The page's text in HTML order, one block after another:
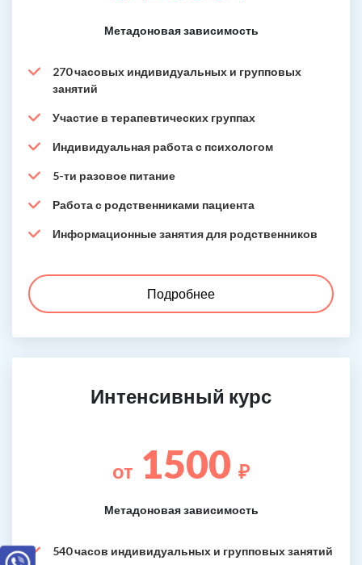
Метадоновая зависимость
270 часовых индивидуальных и групповых
занятий
Участие в терапевтических группах
Индивидуальная работа с психологом
5-ти разовое питание
Работа с родственниками пациента
Информационные занятия для родственников
Подробнее
Интенсивный курс
от 1500 ₽
Метадоновая зависимость
540 часов индивидуальных и групповых занятий